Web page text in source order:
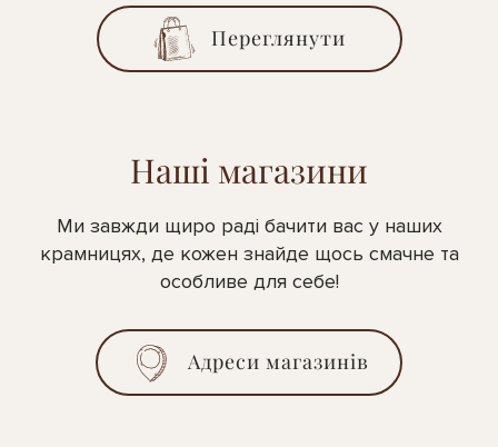
Переглянути
Наші магазини
Ми завжди щиро раді бачити вас у наших
крамницях, де кожен знайде щось смачне та
особливе для себе!
Адреси магазинів